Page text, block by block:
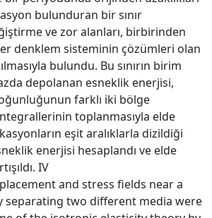
bulunduran bir sınır
ve zor alanları, birbirinden
denklem sisteminin çözümleri olan
bulundu. Bu sınırın birim
depolanan esneklik enerjisi,
farklı iki bölge
toplanmasıyla elde
eşit aralıklarla dizildiği
enerjisi hesaplandı ve elde
IV
and stress fields near a
separating two different media were